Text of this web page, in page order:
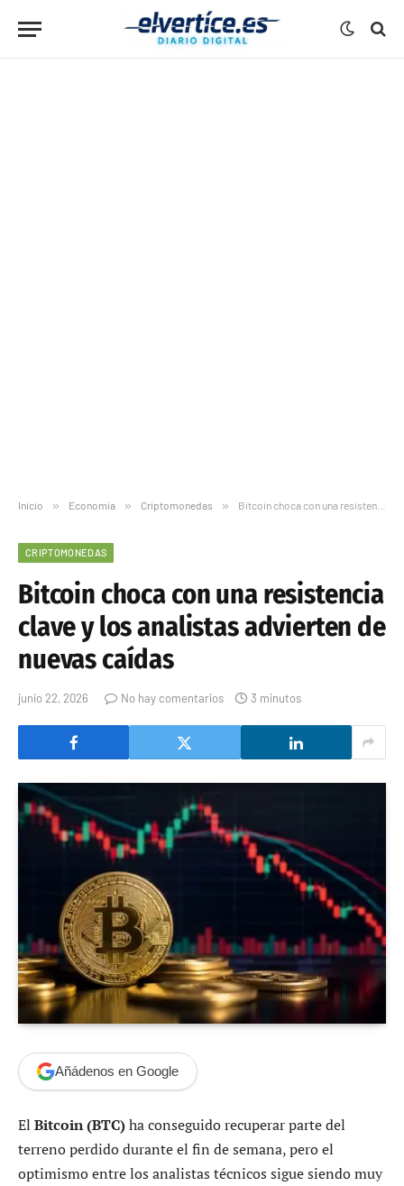
Inicio » Economía » Criptomonedas » Bitcoin choca con una resistencia clave y los analistas advierten de nuevas caídas
CRIPTOMONEDAS
Bitcoin choca con una resistencia
clave y los analistas advierten de
nuevas caídas
junio 22, 2026 No hay comentarios 3 minutos
Añádenos en Google
El Bitcoin (BTC)ha conseguido recuperar parte del
terreno perdido durante el fin de semana, pero el
optimismo entre los analistas técnicos sigue siendo muy